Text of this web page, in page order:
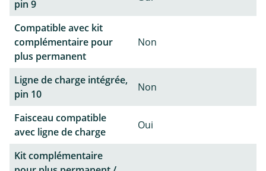
pin 9
Compatible avec kit
complémentaire pour
plus permanent
Non
Ligne de charge intégrée,
pin 10
Non
Faisceau compatible
avec ligne de charge
Oui
Kit complémentaire